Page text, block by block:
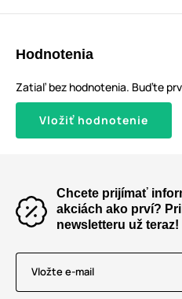
Hodnotenia
Zatiaľ bez hodnotenia. Buďte
Vložiť hodnotenie
Chcete prijímať
akciách ako prví?
newsletteru už teraz!
Vložte e-mail